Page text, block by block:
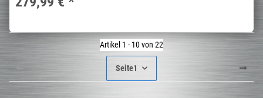
Artikel 1 - 10 von 22
Seite1